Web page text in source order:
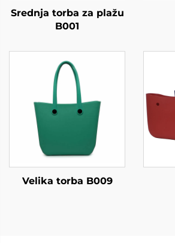
Srednja torba za plažu
B001
Velika torba B009